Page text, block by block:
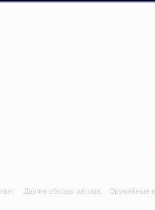
Другие обзоры автора Оружейные